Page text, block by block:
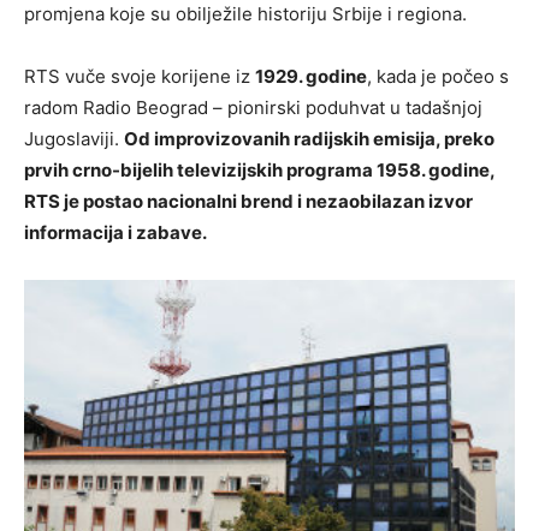
promjena koje su obilježile historiju Srbije i regiona.
RTS vuče svoje korijene iz 1929. godine, kada je počeo s
radom Radio Beograd – pionirski poduhvat u tadašnjoj
Jugoslaviji. Od improvizovanih radijskih emisija, preko
prvih crno-bijelih televizijskih programa 1958. godine,
RTS je postao nacionalni brend i nezaobilazan izvor
informacija i zabave.